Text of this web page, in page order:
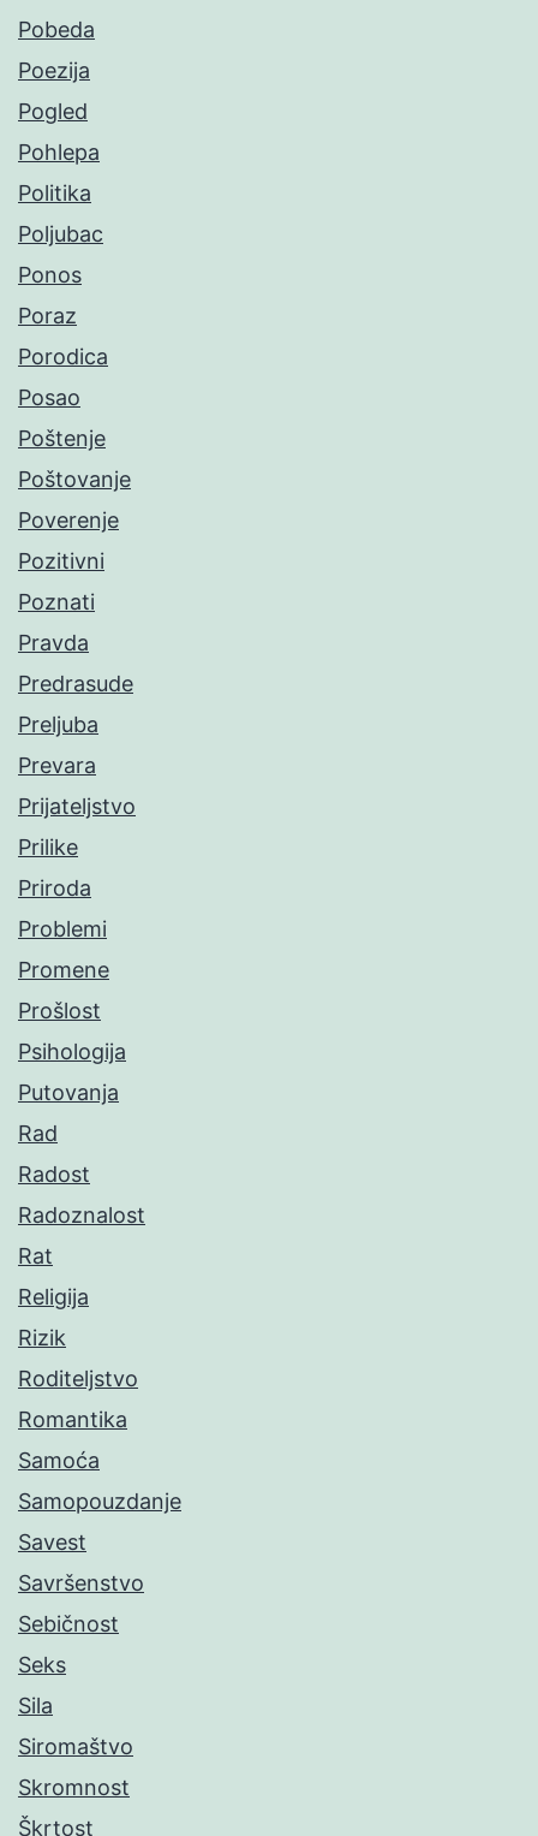
Pobeda
Poezija
Pogled
Pohlepa
Politika
Poljubac
Ponos
Poraz
Porodica
Posao
Poštenje
Poštovanje
Poverenje
Pozitivni
Poznati
Pravda
Predrasude
Preljuba
Prevara
Prijateljstvo
Prilike
Priroda
Problemi
Promene
Prošlost
Psihologija
Putovanja
Rad
Radost
Radoznalost
Rat
Religija
Rizik
Roditeljstvo
Romantika
Samoća
Samopouzdanje
Savest
Savršenstvo
Sebičnost
Seks
Sila
Siromaštvo
Skromnost
Škrtost